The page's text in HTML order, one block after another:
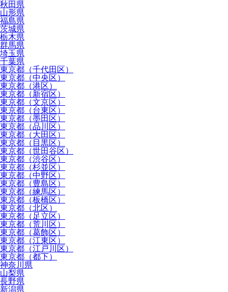
秋田県
山形県
福島県
茨城県
栃木県
群馬県
埼玉県
千葉県
東京都（千代田区）
東京都（中央区）
東京都（港区）
東京都（新宿区）
東京都（文京区）
東京都（台東区）
東京都（墨田区）
東京都（品川区）
東京都（大田区）
東京都（目黒区）
東京都（世田谷区）
東京都（渋谷区）
東京都（杉並区）
東京都（中野区）
東京都（豊島区）
東京都（練馬区）
東京都（板橋区）
東京都（北区）
東京都（足立区）
東京都（荒川区）
東京都（葛飾区）
東京都（江東区）
東京都（江戸川区）
東京都（都下）
神奈川県
山梨県
長野県
新潟県